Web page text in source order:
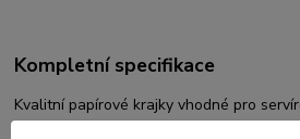
Kompletní specifikace
Kvalitní papírové krajky vhodné pro
výrobků a jiných specialit.